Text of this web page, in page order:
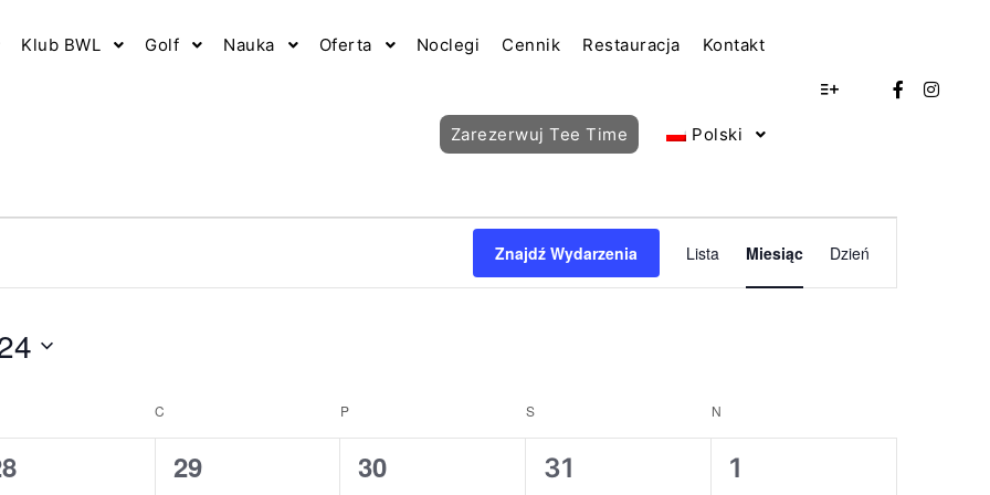
Klub BWL Golf Nauka Oferta Noclegi Cennik Restauracja Kontakt
Zarezerwuj Tee Time Polski
Znajdź Wydarzenia
widoków
Wydarzenie
Lista Miesiąc Dzień
C P S N
0
29
0
30
1
31
1
1